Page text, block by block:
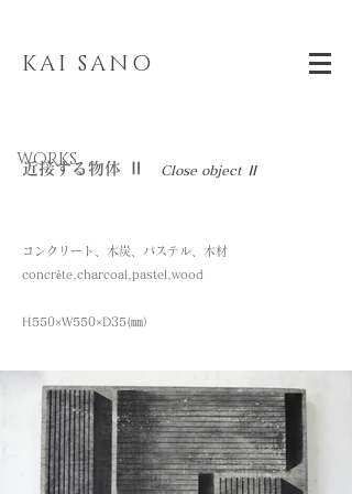
KAI SANO
WORKS
近接する物体 Ⅱ Close object Ⅱ
コンクリート、木炭、パステル、木材
concrète,charcoal,pastel,wood
H550×W550×D35(㎜）